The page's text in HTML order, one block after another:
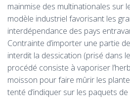
mainmise des multinationales sur
modèle industriel favorisant les
interdépendance des pays
Contrainte d’importer une partie
interdit la dessication (prisé dans
procédé consiste à vaporiser
moisson pour faire mûrir les
tenté d’indiquer sur les paquets